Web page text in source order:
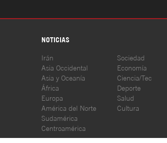
NOTICIAS
Irán
Asia Occidental
Asia y Oceanía
África
Europa
América del Norte
Sudamérica
Centroamérica
Sociedad
Economía
Ciencia/Tec
Deporte
Salud
Cultura